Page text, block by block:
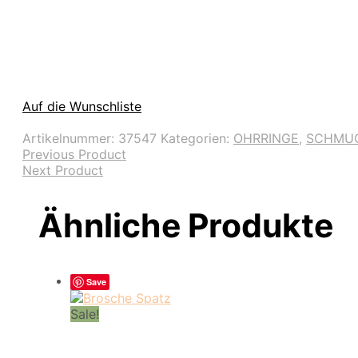
Auf die Wunschliste
Artikelnummer: 37547 Kategorien: OHRRINGE,
Previous Product
Next Product
Ähnliche Produkte
Save
Sale!